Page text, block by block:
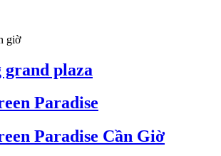
grand plaza
Paradise
Paradise Cần Giờ